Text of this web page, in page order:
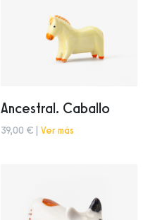
Ancestral. Caballo
39,00 € | Ver más